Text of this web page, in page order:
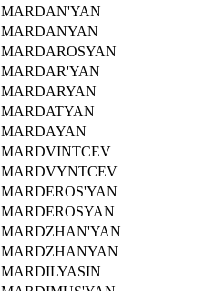
MARDAN'YAN
MARDANYAN
MARDAROSYAN
MARDAR'YAN
MARDARYAN
MARDATYAN
MARDAYAN
MARDVINTCEV
MARDVYNTCEV
MARDEROS'YAN
MARDEROSYAN
MARDZHAN'YAN
MARDZHANYAN
MARDILYASIN